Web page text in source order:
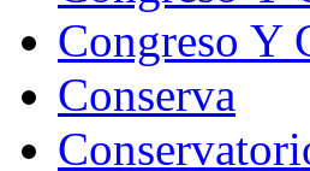
Congreso Y
Conserva